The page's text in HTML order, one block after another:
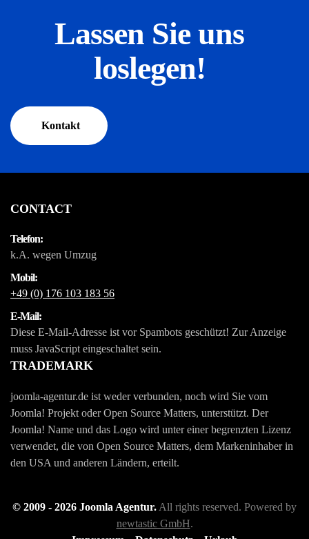
Lassen Sie uns
loslegen!
Kontakt
CONTACT
Telefon:
k.A. wegen Umzug
Mobil:
+49 (0) 176 103 183 56
E-Mail:
Diese E-Mail-Adresse ist vor Spambots geschützt! Zur Anzeige
muss JavaScript eingeschaltet sein.
TRADEMARK
joomla-agentur.de ist weder verbunden, noch wird Sie vom
Joomla! Projekt oder Open Source Matters, unterstützt. Der
Joomla! Name und das Logo wird unter einer begrenzten Lizenz
verwendet, die von Open Source Matters, dem Markeninhaber in
den USA und anderen Ländern, erteilt.
© 2009 - 2026 Joomla Agentur. All rights reserved. Powered by
newtastic GmbH.